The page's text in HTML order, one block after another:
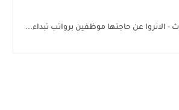
- الانروا عن حاجتها موظفين برواتب تبداء...